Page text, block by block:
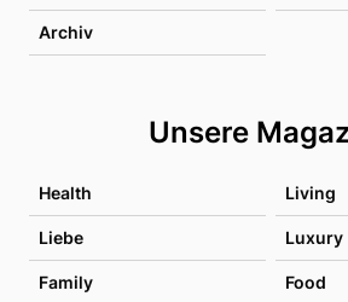
Archiv
Unsere
Health Living
Liebe Luxury
Family Food